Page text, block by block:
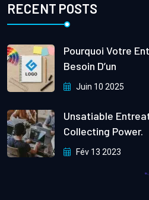
RECENT POSTS
Pourquoi Votre
Besoin D’un
Juin 10 2025
Unsatiable
Collecting Power.
Fév 13 2023